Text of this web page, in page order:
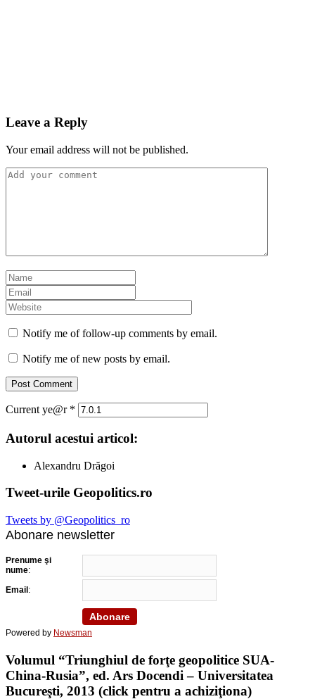
Leave a Reply
Your email address will not be published.
Notify me of follow-up comments by email.
Notify me of new posts by email.
Current ye@r *
Autorul acestui articol:
Alexandru Drăgoi
Tweet-urile Geopolitics.ro
Tweets by @Geopolitics_ro
Abonare newsletter
Prenume şi
nume:
Email :
Powered by Newsman
Volumul “Triunghiul de forţe geopolitice SUA-
China-Rusia”, ed. Ars Docendi – Universitatea
Bucureşti, 2013 (click pentru a achiziţiona)